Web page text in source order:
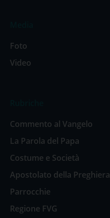
Foto
Video
Commento al Vangelo
La Parola del Papa
Costume e Società
Apostolato della Preghiera
Parrocchie
Regione FVG